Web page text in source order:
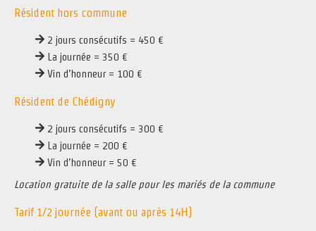
Résident hors commune
2 jours consécutifs = 450 €
La journée = 350 €
Vin d’honneur = 100 €
Résident de Chédigny
2 jours consécutifs = 300 €
La journée = 200 €
Vin d’honneur = 50 €
Location gratuite de la salle pour les mariés de la commune
Tarif 1/2 journée (avant ou après 14H)